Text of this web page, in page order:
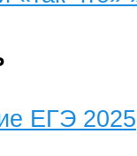
ЕГЭ 2025